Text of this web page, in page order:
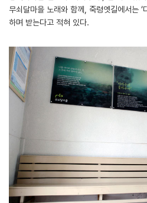
무쇠달마을 노래와 함께, 죽령옛길에서는 ‘
하며 받는다고 적혀 있다.